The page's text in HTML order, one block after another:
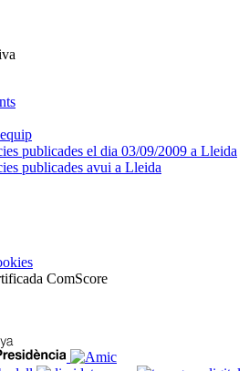
publicades el dia 03/09/2009 a Lleida
publicades avui a Lleida
ComScore